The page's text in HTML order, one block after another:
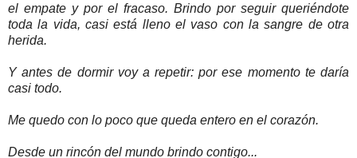
el empate y por el fracaso. Brindo por seguir queriéndote
toda la vida, casi está lleno el vaso con la sangre de otra
herida.
Y antes de dormir voy a repetir: por ese momento te daría
casi todo.
Me quedo con lo poco que queda entero en el corazón.
Desde un rincón del mundo brindo contigo...